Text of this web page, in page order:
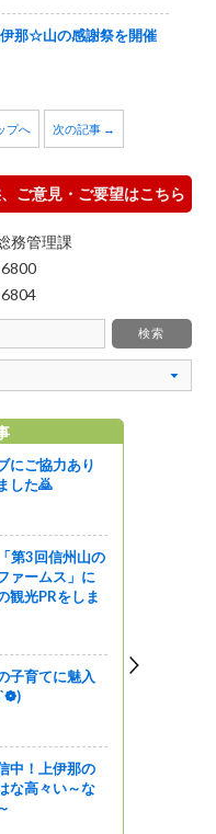
那☆山の感謝祭を開催
プへ 次の記事 →
ご意見・ご要望はこちら
務管理課
にご協力あり
した🙇
第3回信州山の
ァームス」に
観光PRをしま
子育てに魅入
中！上伊那の
な高々い～な